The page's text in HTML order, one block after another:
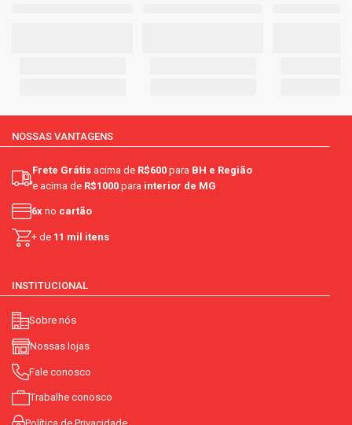
NOSSAS VANTAGENS
Frete Grátis acima de R$600 para BH e Região
e acima de R$1000 para interior de MG
6x no cartão
+ de 11 mil itens
INSTITUCIONAL
Sobre nós
Nossas lojas
Fale conosco
Trabalhe conosco